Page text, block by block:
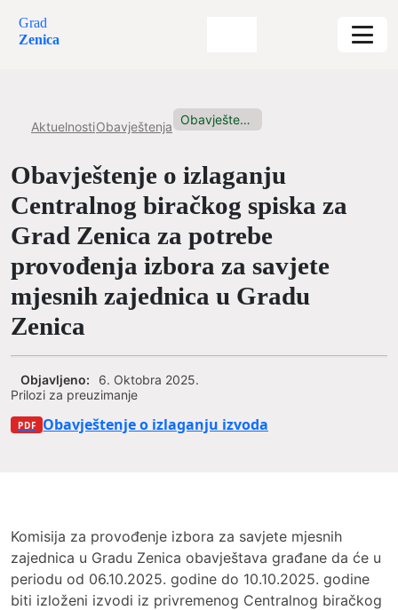
Grad
Zenica
AktuelnostiObavještenja Obavještenje o izlaganju Centralnog biračkog...
Obavještenje o izlaganju
Centralnog biračkog spiska za
Grad Zenica za potrebe
provođenja izbora za savjete
mjesnih zajednica u Gradu
Zenica
Prilozi za preuzimanje
Obavještenje o izlaganju izvoda iz privremenog
Objavljeno: 6. Oktobra 2025.
Komisija za provođenje izbora za savjete mjesnih
zajednica u Gradu Zenica obavještava građane da će u
periodu od 06.10.2025. godine do 10.10.2025. godine
biti izloženi izvodi iz privremenog Centralnog biračkog